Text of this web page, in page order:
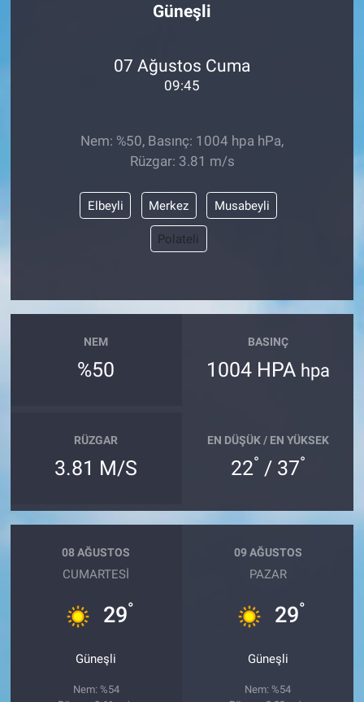
Güneşli
07 Ağustos Cuma
09:45
Nem: %50, Basınç: 1004 hpa hPa,
Rüzgar: 3.81 m/s
Elbeyli Merkez Musabeyli
Polateli
NEM
%50
BASINÇ
1004 HPA hpa
RÜZGAR
3.81 M/S
EN DÜŞÜK / EN YÜKSEK
22° / 37°
08 AĞUSTOS
CUMARTESI
29°
Güneşli
Nem: %54
09 AĞUSTOS
PAZAR
29°
Güneşli
Nem: %54